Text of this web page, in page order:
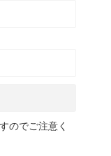
のでご注意く